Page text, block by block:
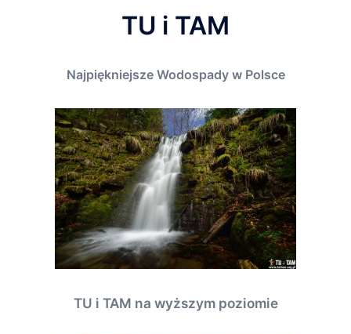
TU i TAM
Najpiękniejsze Wodospady w Polsce
TU i TAM na wyższym poziomie